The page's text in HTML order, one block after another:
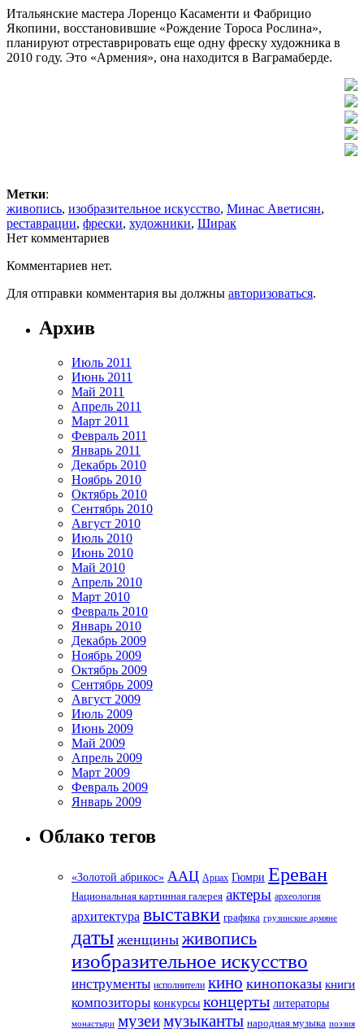
Итальянские мастера Лоренцо Касаменти и Фабрицио
Якопини, восстановившие «Рождение Тороса Рослина»,
планируют отреставрировать еще одну фреску художника в
2010 году. Это «Армения», она находится в Ваграмаберде.
Метки:
живопись, изобразительное искусство, Минас Аветисян,
реставрации, фрески, художники, Ширак
Нет комментариев
Комментариев нет.
Для отправки комментария вы должны авторизоваться.
Архив
Июль 2011
Июнь 2011
Май 2011
Апрель 2011
Март 2011
Февраль 2011
Январь 2011
Декабрь 2010
Ноябрь 2010
Октябрь 2010
Сентябрь 2010
Август 2010
Июль 2010
Июнь 2010
Май 2010
Апрель 2010
Март 2010
Февраль 2010
Январь 2010
Декабрь 2009
Ноябрь 2009
Октябрь 2009
Сентябрь 2009
Август 2009
Июль 2009
Июнь 2009
Май 2009
Апрель 2009
Март 2009
Февраль 2009
Январь 2009
Облако тегов
«Золотой абрикос» ААЦ Арцах Гюмри Ереван
Национальная картинная галерея актеры археология
архитектура выставки графика грузинские армяне
даты женщины живопись
изобразительное искусство
инструменты исполнители кино кинопоказы книги
композиторы конкурсы концерты литераторы
монастыри музеимузыканты народная музыка поэзия